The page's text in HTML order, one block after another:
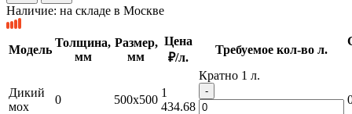
Наличие: на складе в Москве
Модель
Толщина,
мм
Размер,
мм
Цена
₽/л.
Требуемое кол-во л.
Дикий
мох
0 500x500
1
434.68
Кратно 1 л.
-